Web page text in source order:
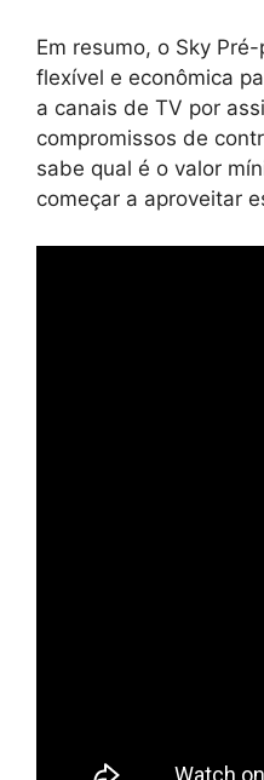
Em resumo, o Sky
flexível e econômica
a canais de TV por
compromissos de
sabe qual é o valor
começar a aproveitar